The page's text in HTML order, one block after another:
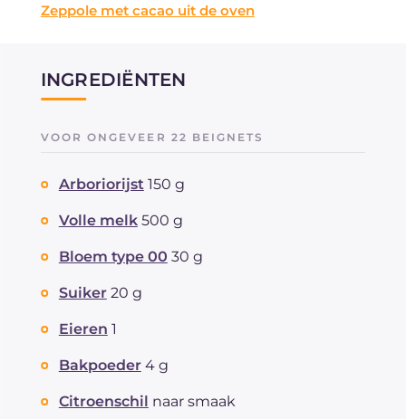
Zeppole met cacao uit de oven
INGREDIËNTEN
VOOR ONGEVEER 22 BEIGNETS
Arboriorijst 150 g
Volle melk 500 g
Bloem type 00 30 g
Suiker 20 g
Eieren 1
Bakpoeder 4 g
Citroenschil naar smaak